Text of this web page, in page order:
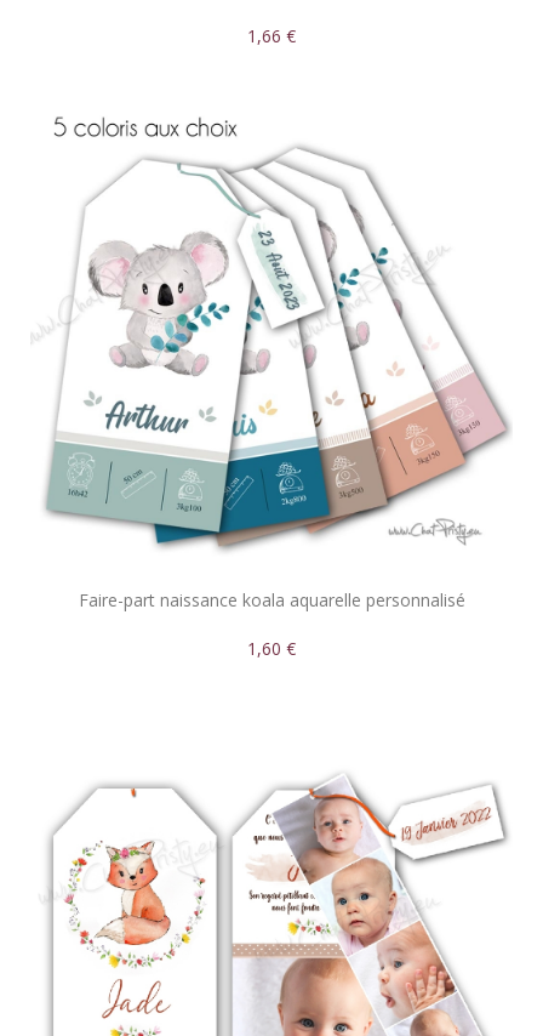
1,66 €
Faire-part naissance koala aquarelle personnalisé
1,60 €